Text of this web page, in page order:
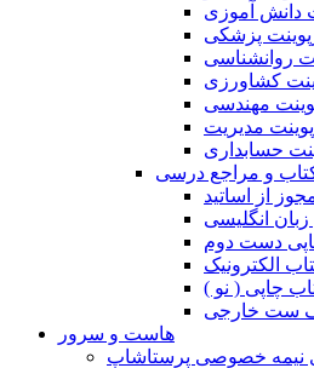
دانش آموزی
پزشکی
روانشناسی
کشاورزی
مهندسی
مدیریت
حسابداری
و مراجع درسی
از اساتید
انگلیسی
دست دوم
چاپی ( نو )
ست خارجی
هاست و سرور
نیمه خصوصی پرستاشاپ